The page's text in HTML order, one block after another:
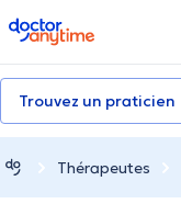
doctoranytime
Trouvez un praticien
Thérapeutes